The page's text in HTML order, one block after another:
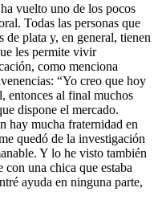
vuelto uno de los pocos
Todas las personas que
de plata y, en general, tienen
les permite vivir
como menciona
“Yo creo que hoy
entonces al final muchos
dispone el mercado.
hay mucha fraternidad en
quedó de la investigación
Y lo he visto también
una chica que estaba
ayuda en ninguna parte,